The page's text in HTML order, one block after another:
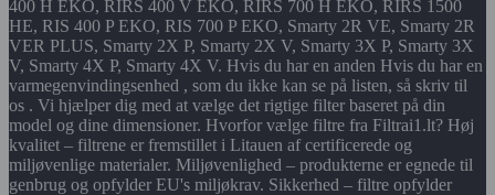
400 H EKO, RIRS 400 V EKO, RIRS 700 H EKO, RIRS 1500
HE, RIS 400 P EKO, RIS 700 P EKO, Smarty 2R VE, Smarty 2R
VER PLUS, Smarty 2X P, Smarty 2X V, Smarty 3X P, Smarty 3X
V, Smarty 4X P, Smarty 4X V. Hvis du har en anden Hvis du har en
varmegenvindingsenhed , som du ikke kan se på listen, så skriv til
os . Vi hjælper dig med at vælge det rigtige filter baseret på din
model og dine dimensioner. Hvorfor vælge filtre fra Filtrai1.lt? Høj
kvalitet – filtrene er fremstillet i Litauen af certificerede og
miljøvenlige materialer. Miljøvenlighed – produkterne er egnede til
genbrug og opfylder EU's miljøkrav. Sikkerhed – filtre opfylder